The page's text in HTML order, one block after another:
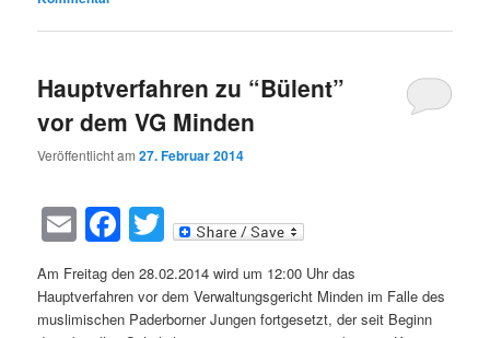
Hauptverfahren zu “Bülent”
vor dem VG Minden
Veröffentlicht am27. Februar 2014
EmailFacebook
Twitter
Am Freitag den 28.02.2014 wird um 12:00 Uhr das
Hauptverfahren vor dem Verwaltungsgericht Minden im Falle des
muslimischen Paderborner Jungen fortgesetzt, der seit Beginn